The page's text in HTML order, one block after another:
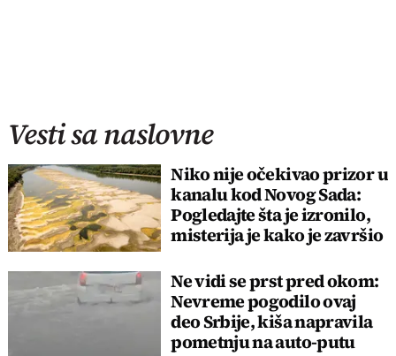
Vesti sa naslovne
Niko nije očekivao prizor u
kanalu kod Novog Sada:
Pogledajte šta je izronilo,
misterija je kako je završio
Ne vidi se prst pred okom:
Nevreme pogodilo ovaj
deo Srbije, kiša napravila
pometnju na auto-putu